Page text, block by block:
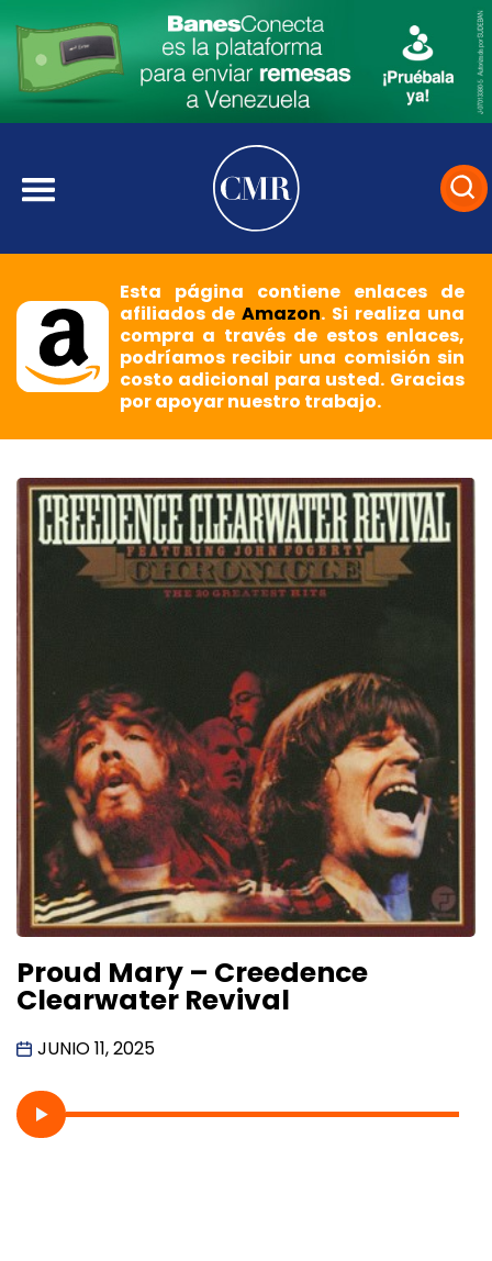
Esta página contiene enlaces de
afiliados deAmazon. Si realiza una
compra a través de estos enlaces,
podríamos recibir una comisión sin
costo adicional para usted. Gracias
por apoyar nuestro trabajo.
Proud Mary – Creedence
Clearwater Revival
JUNIO 11, 2025